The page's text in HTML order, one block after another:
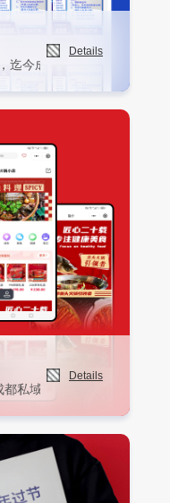
迄今成立已有十余年时间
Details
私域电商系统开发,私域电
Details